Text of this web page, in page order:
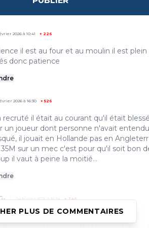
2026 à 10:41 + 226
il est au four et au moulin il est plein
donc patience
2026 à 16:30 + 526
recruté il était au courant qu'il était
un joueur dont personne n'avait
il jouait en Hollande pas en
sur un mec c'est pour qu'il soit bon
il vaut à peine la moitié...
04 février 2026 à 16:54 + 246
aussi quand on vois ses qualités,
je lui laisserai du temps et faire
PLUS DE COMMENTAIRES